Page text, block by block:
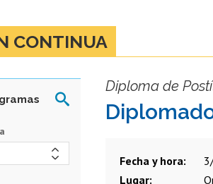
CONTINUA
Diploma de
Fecha y hora
Lugar